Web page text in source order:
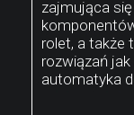
zajmująca
rolet, a także
rozwiązań
automatyka